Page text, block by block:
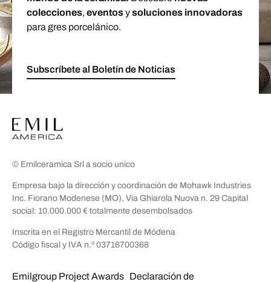
colecciones, eventosysoluciones innovadoras
para gres porcelánico.
Subscríbete al Boletín de Noticias
© Emilceramica Srl a socio unico
Empresa bajo la dirección y coordinación de Mohawk Industries
Inc. Fiorano Modenese (MO), Via Ghiarola Nuova n. 29 Capital
social: 10.000.000 € totalmente desembolsados
Inscrita en el Registro Mercantil de Módena
Código fiscal y IVA n.º 03716700368
Emilgroup Project Awards Declaración de